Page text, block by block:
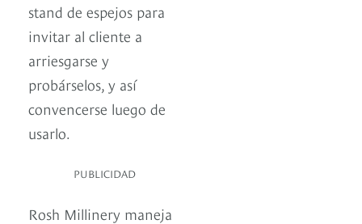
stand de espejos para
invitar al cliente a
arriesgarse y
probárselos, y así
convencerse luego de
usarlo.
PUBLICIDAD
Rosh Millinery maneja